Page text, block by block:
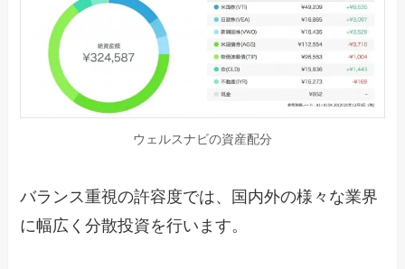
ウェルスナビの資産配分
バランス重視の許容度では、国内外の様々な業界
に幅広く分散投資を行います。